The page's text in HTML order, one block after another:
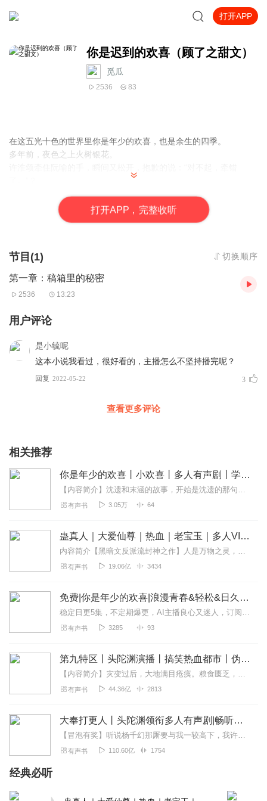
打开APP
你是迟到的欢喜（顾了之甜文）
觅瓜
2536 83
在这五光十色的世界里你是年少的欢喜，也是余生的四季。
多年前，夜色之上火树银花。
多年后，阮喻一边回忆旧时光，一边将年少时的暗恋写成故事。
殊不知，在一部年代久远的手机里，有这样一条未发送的草稿：
骗你的，没牵错。
可那张幕布，在重逢后终于揭开了。
我们重新认识一下吧，从你叫什么名字开始。
打开APP，完整收听
节目(1) 切换顺序
第一章：稿箱里的秘密
2536 13:23
用户评论
是小毓呢
这本小说我看过，很好看的，主播怎么不坚持播完呢？
回复 2022-05-22 3
查看更多评论
相关推荐
你是年少的欢喜丨小欢喜丨多人有声剧丨学生时代那些小事儿
【内容简介】沈遗和末涵的故事，开始是沈遗的那句：我是沈黎昕，我回来了。故事的结束是在沈遗的婚礼上，末涵看着台上的两人：我是沈遗，这是我的新娘。末涵喜欢沈遗像是风...
有声书 3.05万 64
蛊真人｜大爱仙尊｜热血｜老宝玉｜多人VIP免费有声剧
内容简介【黑暗文反派流封神之作】人是万物之灵，蛊是天地真精。一个穿越者不断重生的故事。一个养蛊、炼蛊、用蛊的奇特世界。配音组（男角色）老宝玉旁白...
有声书 19.06亿 3434
免费|你是年少的欢喜|浪漫青春&轻松&日久生情
稳定日更5集，不定期爆更，AI主播良心又迷人，订阅追更不迷路！【内容简介】沈遗和末涵故事的开始是沈遗的那句：我是沈黎昕，我回来了。故事的结束是在沈遗...
有声书 3285 93
第九特区丨头陀渊演播丨搞笑热血都市丨伪戒丨VIP免费多人有声剧
【内容简介】灾变过后，大地满目疮痍。粮食匮乏，资源紧俏，局势混乱……一位从待规划区杀出来的青年，背对着漫天黄沙，孤身来到九区谋生，却不曾想偶然结识三五好友，一念...
有声书 44.36亿 2813
大奉打更人丨头陀渊领衔多人有声剧|畅听全集|王鹤棣、田曦薇主演影视剧原著|卖报小郎君
【冒泡有奖】听说杨千幻那厮要与我一较高下，我许七安要开始装叉了！快进入声音播放页戳下方输入框，冒个泡偷偷告诉我，我要用哪些诗词才能胜过他？说得好的，有赏！202...
有声书 110.60亿 1754
经典必听